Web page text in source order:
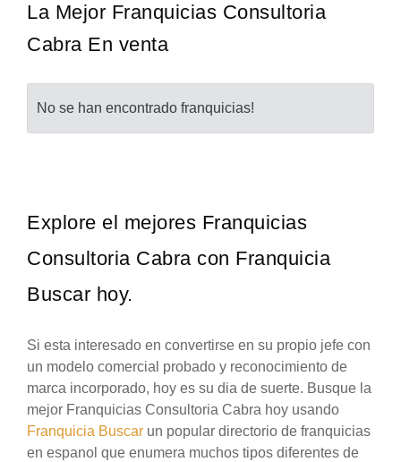
La Mejor Franquicias Consultoria
Cabra En venta
No se han encontrado franquicias!
Explore el mejores Franquicias
Consultoria Cabra con Franquicia
Buscar hoy.
Si esta interesado en convertirse en su propio jefe con
un modelo comercial probado y reconocimiento de
marca incorporado, hoy es su dia de suerte. Busque la
mejor Franquicias Consultoria Cabra hoy usando
Franquicia Buscar un popular directorio de franquicias
en espanol que enumera muchos tipos diferentes de